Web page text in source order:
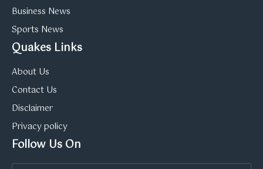
Business News
Sports News
Quakes Links
About Us
Contact Us
Disclaimer
Privacy policy
Follow Us On